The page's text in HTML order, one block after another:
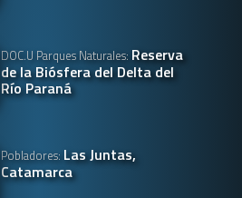
DOC.U Parques Naturales: Reserva
de la Biósfera del Delta del
Río Paraná
Pobladores: Las Juntas,
Catamarca